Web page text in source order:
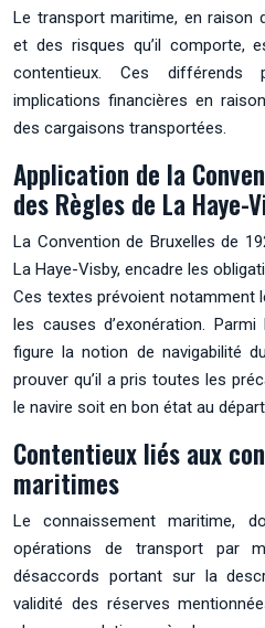
Le transport maritime, en raison
et des risques qu’il comporte,
contentieux. Ces différends
implications financières en
des cargaisons transportées.
Application de la
des Règles de La Haye-
La Convention de Bruxelles de
La Haye-Visby, encadre les
Ces textes prévoient notamment
les causes d’exonération.
figure la notion de navigabilité
prouver qu’il a pris toutes les
le navire soit en bon état au départ
Contentieux liés aux
maritimes
Le connaissement maritime,
opérations de transport par
désaccords portant sur la
validité des réserves